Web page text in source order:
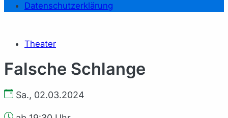
Datenschutzerklärung
Theater
Falsche Schlange
Sa., 02.03.2024